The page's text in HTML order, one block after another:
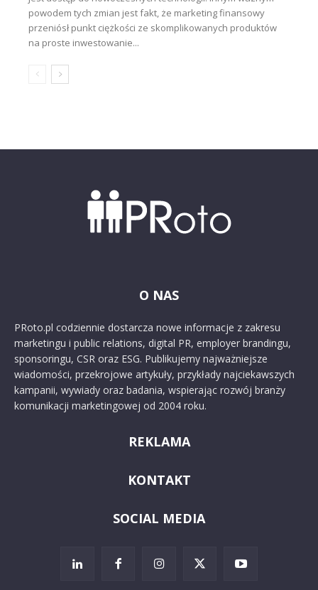
powodem tych zmian jest fakt, że marketing finansowy
przeniósł punkt ciężkości ze skomplikowanych produktów
na proste inwestowanie...
O NAS
PRoto.pl codziennie dostarcza nowe informacje z zakresu
marketingu i public relations, digital PR, employer brandingu,
sponsoringu, CSR oraz ESG. Publikujemy najważniejsze
wiadomości, przekrojowe artykuły, przykłady najciekawszych
kampanii, wywiady oraz badania, wspierając rozwój branży
komunikacji marketingowej od 2004 roku.
REKLAMA
KONTAKT
SOCIAL MEDIA